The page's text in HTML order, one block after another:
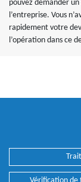
pouvez demander
l’entreprise. Vous
rapidement votre
l’opération dans ce